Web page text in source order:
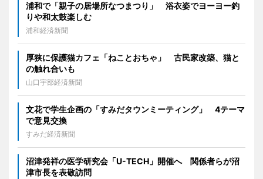
浦和で「親子の居場所なつまつり」 浴衣姿でヨーヨー釣
りや和太鼓楽しむ
浦和経済新聞
厚狭に保護猫カフェ「ねことおちゃ」 古民家改築、猫と
の触れ合いも
山口宇部経済新聞
文花で学生企画の「すみだタウンミーティング」 4テーマ
で意見交換
すみだ経済新聞
沼津発祥の医学研究会「U-TECH」開催へ 関係者らが沼
津市長を表敬訪問